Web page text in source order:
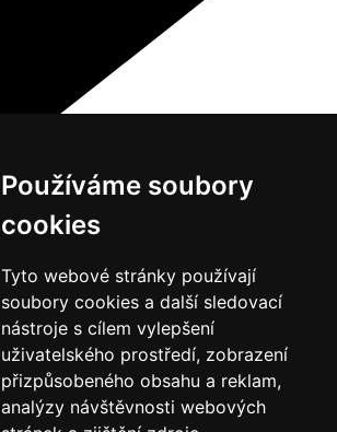
Používáme soubory
cookies
Tyto webové stránky používají
soubory cookies a další sledovací
nástroje s cílem vylepšení
uživatelského prostředí, zobrazení
přizpůsobeného obsahu a reklam,
analýzy návštěvnosti webových